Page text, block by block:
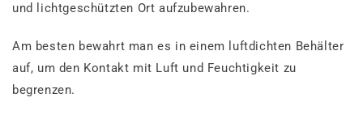
und lichtgeschützten Ort aufzubewahren.
Am besten bewahrt man es in einem luftdichten Behälter
auf, um den Kontakt mit Luft und Feuchtigkeit zu
begrenzen.